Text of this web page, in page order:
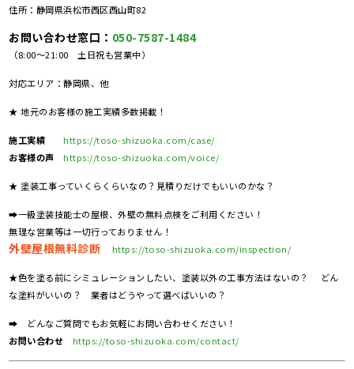
住所：静岡県浜松市西区西山町82
お問い合わせ窓口： 050-7587-1484
（8:00～21:00 土日祝も営業中）
対応エリア：静岡県、他
★ 地元のお客様の施工実績多数掲載！
施工実績
https://toso-shizuoka.com/case/
お客様の声
https://toso-shizuoka.com/voice/
★ 塗装工事っていくらくらいなの？見積りだけでもいいのかな？
➡一級塗装技能士の屋根、外壁の無料点検をご利用ください！
無理な営業等は一切行っておりません！
外壁屋根無料診断 https://toso-shizuoka.com/inspection/
★色を塗る前にシミュレーションしたい、塗装以外の工事方法はないの？ どん
な塗料がいいの？ 業者はどうやって選べばいいの？
➡ どんなご質問でもお気軽にお問い合わせください！
お問い合わせ
https://toso-shizuoka.com/contact/